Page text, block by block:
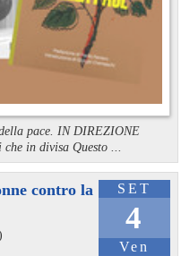
pace. IN DIREZIONE
in divisa Questo ...
SET
4
Ven
contro la